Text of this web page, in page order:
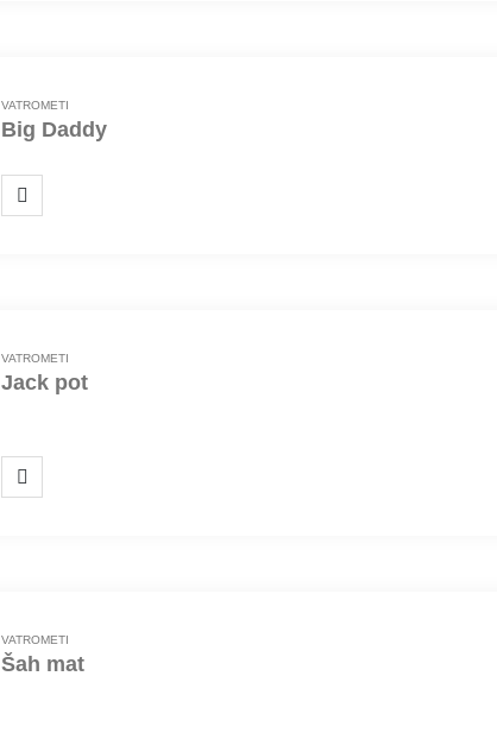
VATROMETI
Big Daddy
VATROMETI
Jack pot
VATROMETI
Šah mat